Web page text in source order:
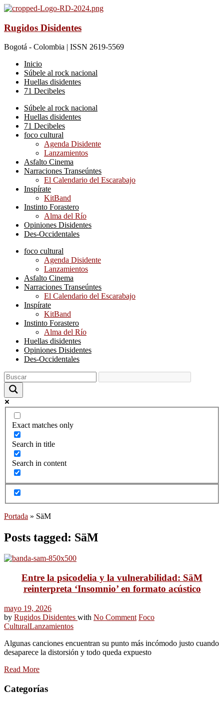
Rugidos Disidentes
Bogotá - Colombia | ISSN 2619-5569
Inicio
Súbele al rock nacional
Huellas disidentes
71 Decibeles
Súbele al rock nacional
Huellas disidentes
71 Decibeles
foco cultural
Agenda Disidente
Lanzamientos
Asfalto Cinema
Narraciones Transeúntes
El Calendario del Escarabajo
Inspírate
KitBand
Instinto Forastero
Alma del Río
Opiniones Disidentes
Des-Occidentales
foco cultural
Agenda Disidente
Lanzamientos
Asfalto Cinema
Narraciones Transeúntes
El Calendario del Escarabajo
Inspírate
KitBand
Instinto Forastero
Alma del Río
Huellas disidentes
Opiniones Disidentes
Des-Occidentales
Exact matches only
Search in title
Search in content
Portada » SäM
Posts tagged: SäM
Entre la psicodelia y la vulnerabilidad: SäM
reinterpreta ‘Insomnio’ en formato acústico
mayo 19, 2026
by Rugidos Disidentes with No Comment Foco
CulturalLanzamientos
Algunas canciones encuentran su punto más incómodo justo cuando
desaparece la distorsión y todo queda expuesto
Read More
Categorías